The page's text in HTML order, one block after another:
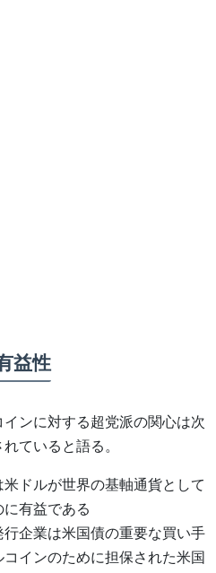
益性
ンに対する超党派の関心は次
ていると語る。
ドルが世界の基軸通貨として
有益である
行企業は米国債の重要な買い手
インのために担保された米国